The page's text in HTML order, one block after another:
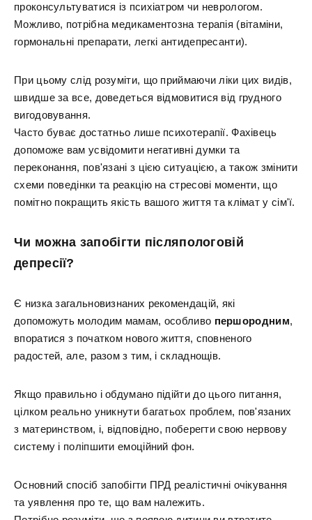
проконсультуватися із психіатром чи неврологом.
Можливо, потрібна медикаментозна терапія (вітаміни,
гормональні препарати, легкі антидепресанти).
При цьому слід розуміти, що приймаючи ліки цих видів,
швидше за все, доведеться відмовитися від грудного
вигодовування.
Часто буває достатньо лише психотерапії. Фахівець
допоможе вам усвідомити негативні думки та
переконання, пов'язані з цією ситуацією, а також змінити
схеми поведінки та реакцію на стресові моменти, що
помітно покращить якість вашого життя та клімат у сім'ї.
Чи можна запобігти післяпологовій
депресії?
Є низка загальновизнаних рекомендацій, які
допоможуть молодим мамам, особливо першородним,
впоратися з початком нового життя, сповненого
радостей, але, разом з тим, і складнощів.
Якщо правильно і обдумано підійти до цього питання,
цілком реально уникнути багатьох проблем, пов'язаних
з материнством, і, відповідно, поберегти свою нервову
систему і поліпшити емоційний фон.
Основний спосіб запобігти ПРД реалістичні очікування
та уявлення про те, що вам належить.